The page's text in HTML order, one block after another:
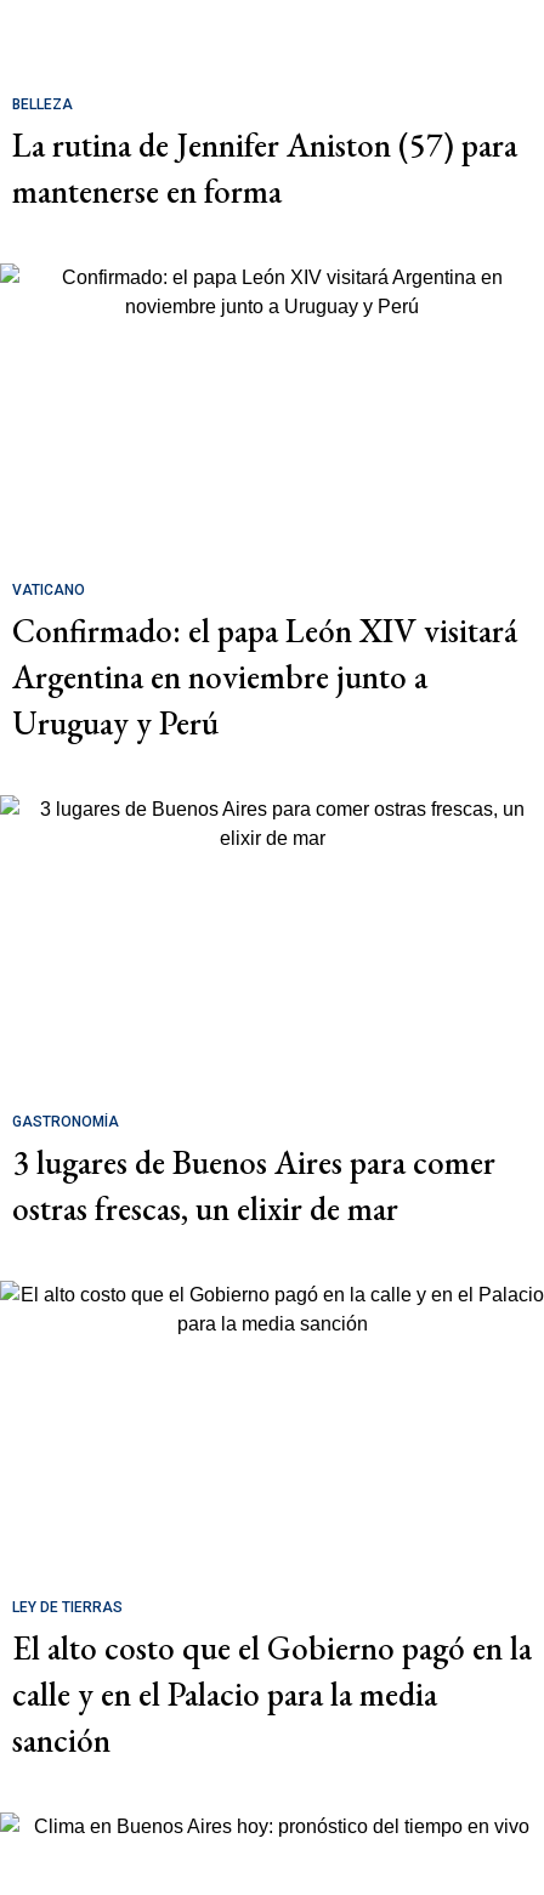
BELLEZA
La rutina de Jennifer Aniston (57) para
mantenerse en forma
VATICANO
Confirmado: el papa León XIV visitará
Argentina en noviembre junto a
Uruguay y Perú
GASTRONOMÍA
3 lugares de Buenos Aires para comer
ostras frescas, un elixir de mar
LEY DE TIERRAS
El alto costo que el Gobierno pagó en la
calle y en el Palacio para la media
sanción